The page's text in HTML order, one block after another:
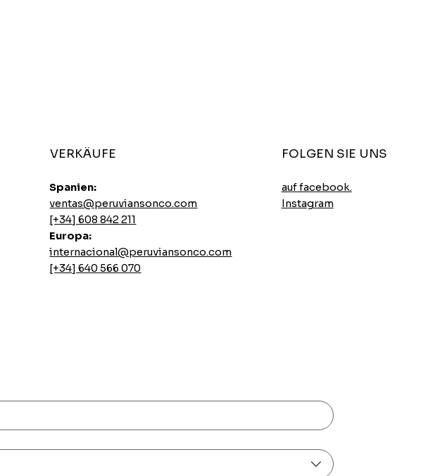
VERKÄUFE
Spanien:
ventas@peruviansonco.com
[+34] 608 842 211
Europa:
internacional@peruviansonco.com
[+34] 640 566 070
FOLGEN SIE UNS
auf facebook.
Instagram